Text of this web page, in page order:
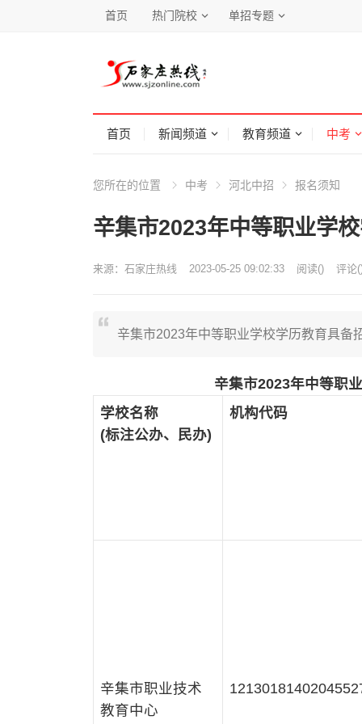
首页 热门院校 单招专题
首页 新闻频道 教育频道 中考
您所在的位置 中考 河北中招 报名须知
辛集市2023年中等职业学
来源： 石家庄热线 2023-05-25 09:02:33 阅读() 评论(
辛集市2023年中等职业学校学历教育具备
辛集市2023年中等职
学校名称
(标注公办、民办)
机构代码
辛集市职业技术
教育中心